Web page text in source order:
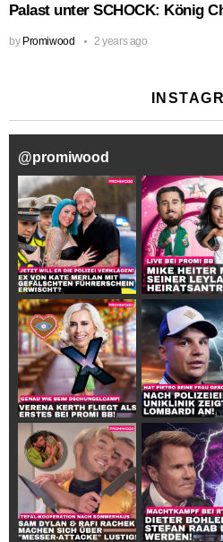
Palast unter SCHOCK: König
by Promiwood 2 years ago
@promiwood